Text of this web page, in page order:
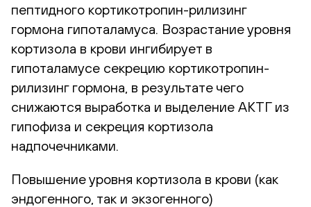
пептидного кортикотропин-рилизинг
гормона гипоталамуса. Возрастание уровня
кортизола в крови ингибирует в
гипоталамусе секрецию кортикотропин-
рилизинг гормона, в результате чего
снижаются выработка и выделение АКТГ из
гипофиза и секреция кортизола
надпочечниками.
Повышение уровня кортизола в крови (как
эндогенного, так и экзогенного)